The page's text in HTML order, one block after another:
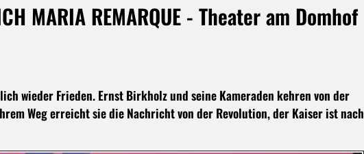
MARIA REMARQUE - Theater am Domhof
wieder Frieden. Ernst Birkholz und seine Kameraden kehren von der
Weg erreicht sie die Nachricht von der Revolution, der Kaiser ist nach